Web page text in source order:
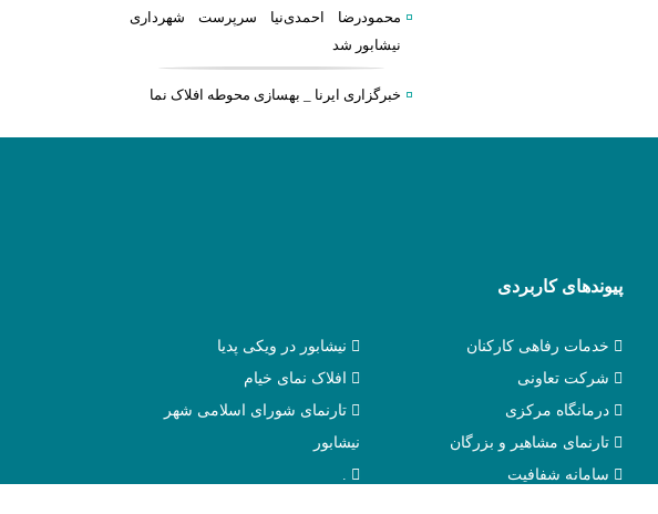
محمودرضا احمدی‌نیا سرپرست شهرداری
نیشابور شد
خبرگزاری ایرنا _ بهسازی محوطه افلاک نما
پیوندهای کاربردی
خدمات رفاهی کارکنان
شرکت تعاونی
درمانگاه مرکزی
تارنمای مشاهیر و بزرگان
سامانه شفافیت
نیشابور در ویکی پدیا
افلاک نمای خیام
تارنمای شورای اسلامی شهر
نیشابور
.